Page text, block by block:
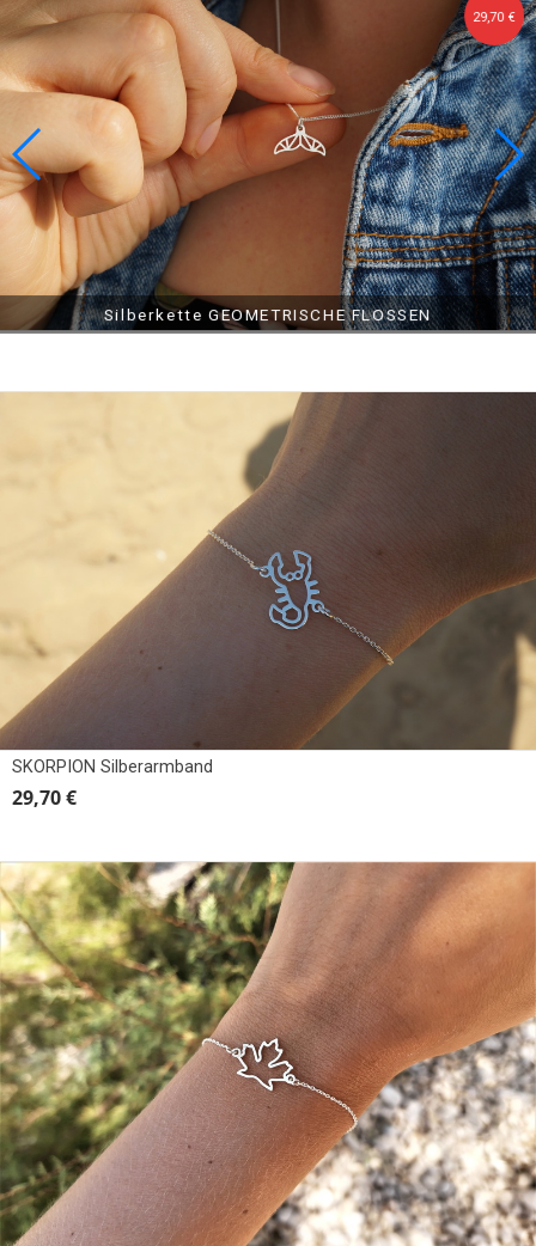
Silberkette GEOMETRISCHE FLOSSEN
29,70 €
Bransoleta srebrna, pozłacana KLASYK
Silberkette RAD
Silberkette FLUGZEUGFENSTER
SKORPION Silberarmband
29,70 €